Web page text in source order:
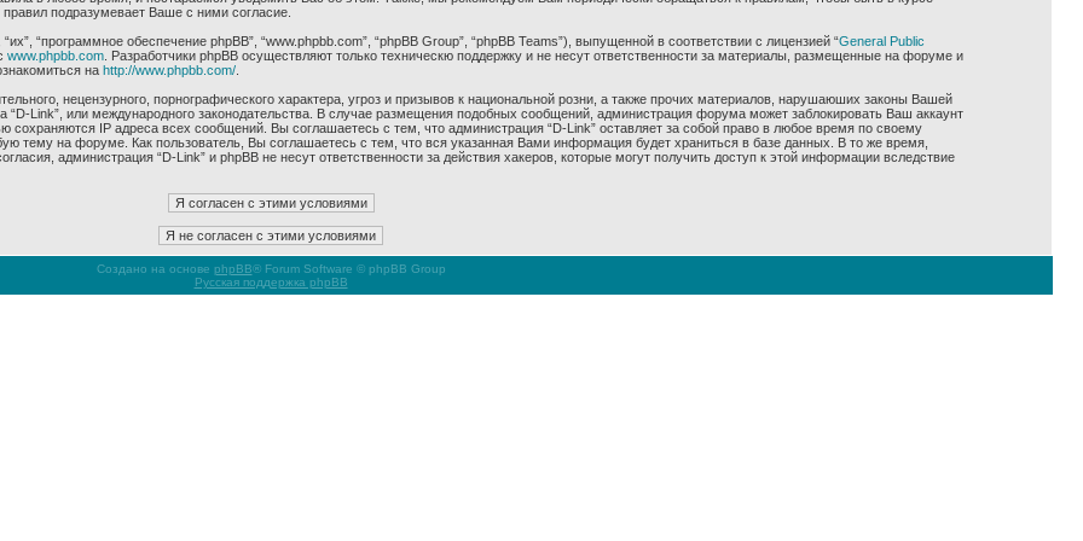
подразумевает Ваше с ними согласие.
“программное обеспечение phpBB”, “www.phpbb.com”, “phpBB Group”, “phpBB Teams”), выпущенной в соответствии с лицензией “General Public
www.phpbb.com. Разработчики phpBB осуществляют только техническю поддержку и не несут ответственности за материалы, размещенные на форуме и
на http://www.phpbb.com/.
нецензурного, порнографического характера, угроз и призывов к национальной розни, а также прочих материалов, нарушаюших законы Вашей
“D-Link”, или международного законодательства. В случае размещения подобных сообщений, администрация форума может заблокировать Ваш аккаунт
сохраняются IP адреса всех сообщений. Вы соглашаетесь с тем, что администрация “D-Link” оставляет за собой право в любое время по своему
тему на форуме. Как пользователь, Вы соглашаетесь с тем, что вся указанная Вами информация будет храниться в базе данных. В то же время,
администрация “D-Link” и phpBB не несут ответственности за действия хакеров, которые могут получить доступ к этой информации вследствие
Создано на основе phpBB® Forum Software © phpBB Group
Русская поддержка phpBB